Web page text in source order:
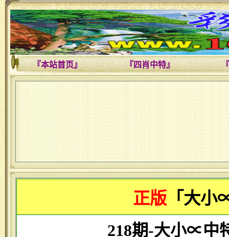
『本站首页』 『四肖中特』